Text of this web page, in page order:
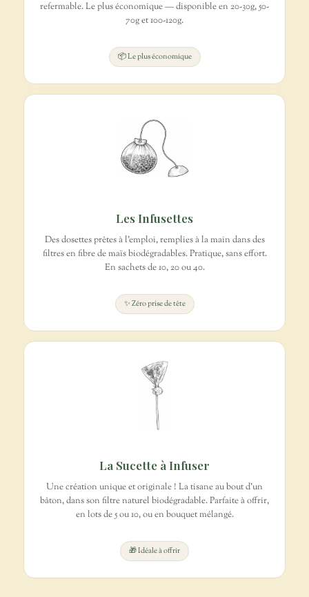
refermable. Le plus économique — disponible en 20-30g, 50-
70g et 100-120g.
📦 Le plus économique
Les Infusettes
Des dosettes prêtes à l'emploi, remplies à la main dans des
filtres en fibre de maïs biodégradables. Pratique, sans effort.
En sachets de 10, 20 ou 40.
✨ Zéro prise de tête
La Sucette à Infuser
Une création unique et originale ! La tisane au bout d'un
bâton, dans son filtre naturel biodégradable. Parfaite à offrir,
en lots de 5 ou 10, ou en bouquet mélangé.
🎁 Idéale à offrir